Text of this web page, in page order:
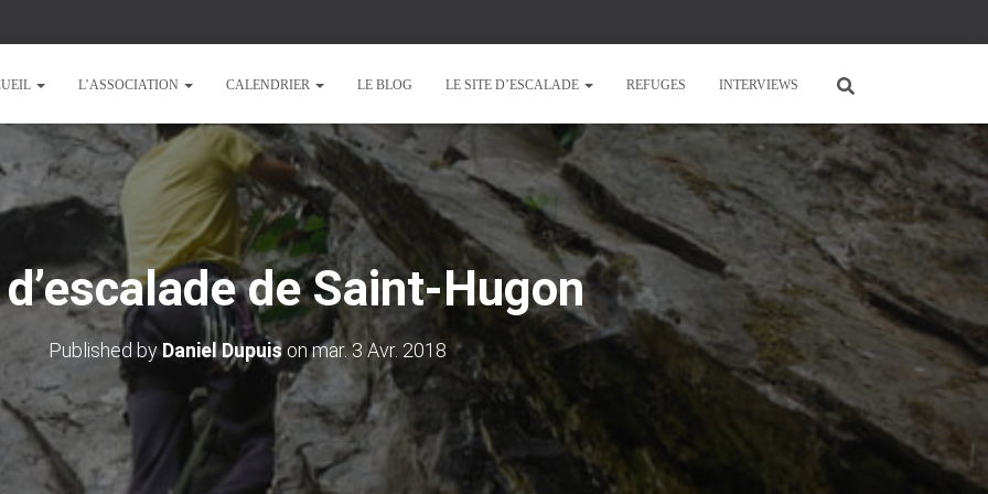
L’ASSOCIATION CALENDRIER LE BLOG LE SITE D’ESCALADE REFUGES INTERVIEWS
de Saint-Hugon
Published by Daniel Dupuisonmar. 3 Avr. 2018